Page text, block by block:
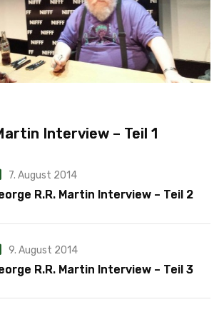
Interview – Teil 1
7. August 2014
R.R. Martin Interview – Teil 2
9. August 2014
R.R. Martin Interview – Teil 3